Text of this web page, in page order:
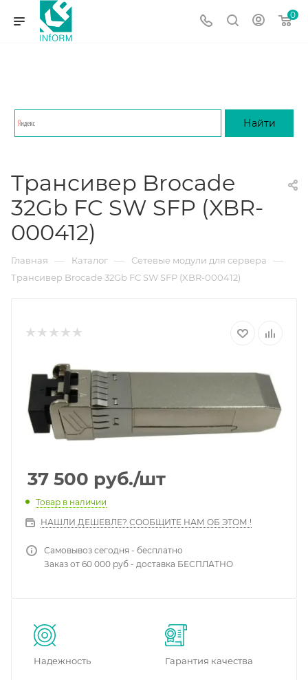
0
Трансивер Brocade
32Gb FC SW SFP (XBR-
000412)
Главная — Каталог — Сетевые модули для сервера —
Трансивер Brocade 32Gb FC SW SFP (XBR-000412)
37 500 руб./шт
Товар в наличии
НАШЛИ ДЕШЕВЛЕ? СООБЩИТЕ НАМ ОБ ЭТОМ !
Самовывоз сегодня - бесплатно
Заказ от 60 000 руб - доставка БЕСПЛАТНО
Надежность Гарантия качества